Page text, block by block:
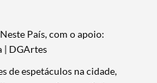
País, com o apoio:
| DGArtes
de espetáculos na cidade,